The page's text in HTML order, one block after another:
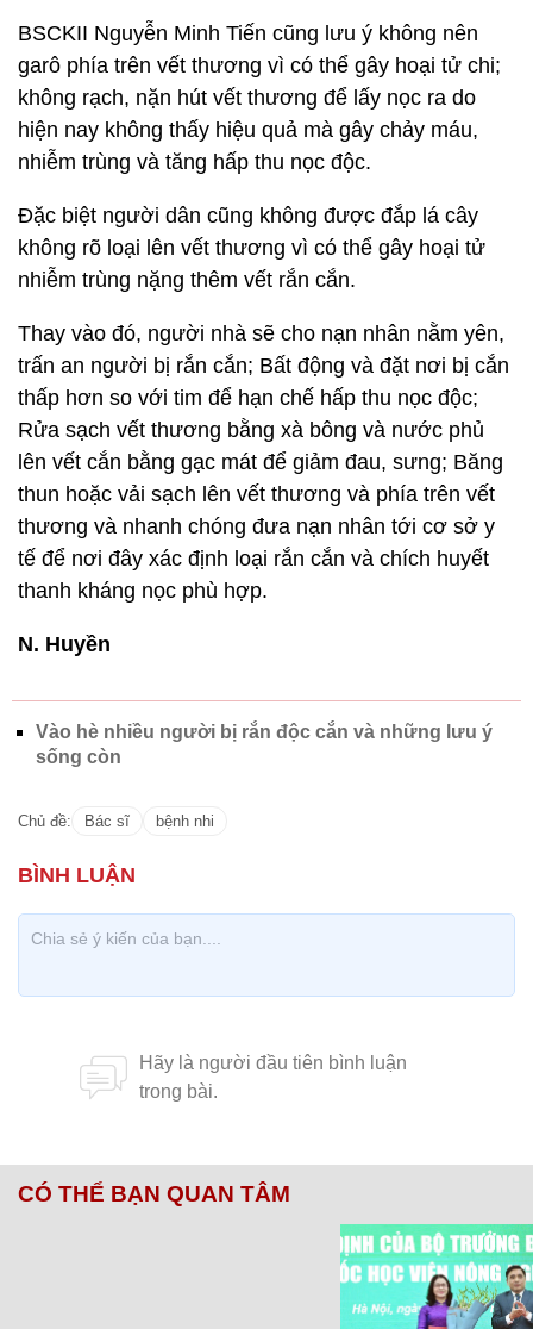
BSCKII Nguyễn Minh Tiến cũng lưu ý không nên
garô phía trên vết thương vì có thể gây hoại tử chi;
không rạch, nặn hút vết thương để lấy nọc ra do
hiện nay không thấy hiệu quả mà gây chảy máu,
nhiễm trùng và tăng hấp thu nọc độc.
Đặc biệt người dân cũng không được đắp lá cây
không rõ loại lên vết thương vì có thể gây hoại tử
nhiễm trùng nặng thêm vết rắn cắn.
Thay vào đó, người nhà sẽ cho nạn nhân nằm yên,
trấn an người bị rắn cắn; Bất động và đặt nơi bị cắn
thấp hơn so với tim để hạn chế hấp thu nọc độc;
Rửa sạch vết thương bằng xà bông và nước phủ
lên vết cắn bằng gạc mát để giảm đau, sưng; Băng
thun hoặc vải sạch lên vết thương và phía trên vết
thương và nhanh chóng đưa nạn nhân tới cơ sở y
tế để nơi đây xác định loại rắn cắn và chích huyết
thanh kháng nọc phù hợp.
N. Huyền
Vào hè nhiều người bị rắn độc cắn và những lưu ý
sống còn
Chủ đề: Bác sĩ bệnh nhi
CÓ THỂ BẠN QUAN TÂM